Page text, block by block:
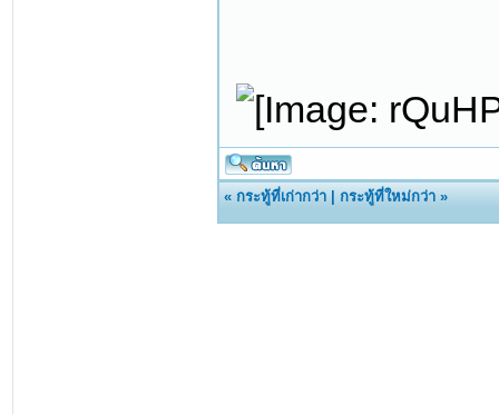
«กระทู้ที่เก่ากว่า |กระทู้ที่ใหม่กว่า »